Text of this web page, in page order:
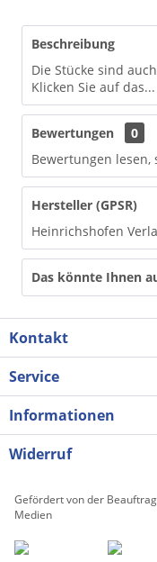
Beschreibung
Die Stücke sind
Klicken Sie auf das...
Bewertungen
0
Bewertungen
Hersteller (GPSR)
Heinrichshofen
Das könnte Ihnen
Kontakt
Service
Informationen
Widerruf
Gefördert von der
Medien